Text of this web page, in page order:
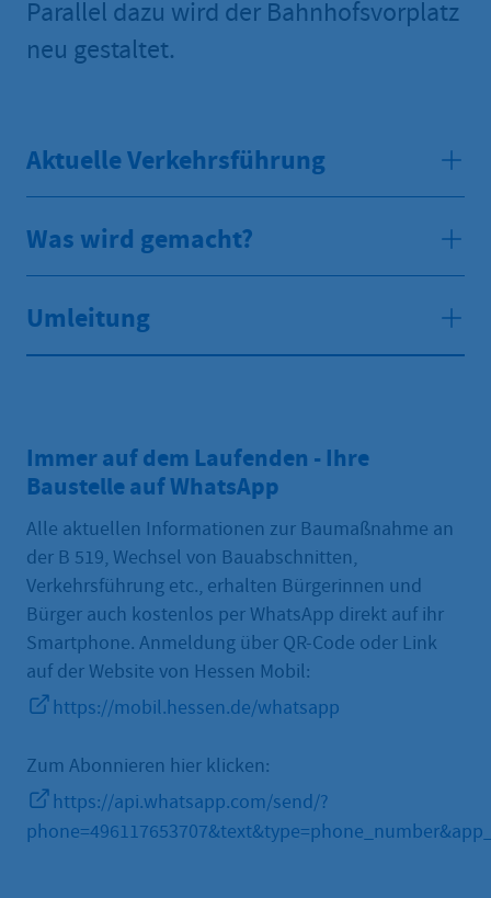
Parallel dazu wird der Bahnhofsvorplatz
neu gestaltet.
Aktuelle Verkehrsführung
Was wird gemacht?
Umleitung
Immer auf dem Laufenden - Ihre
Baustelle auf WhatsApp
Alle aktuellen Informationen zur Baumaßnahme an
der B 519, Wechsel von Bauabschnitten,
Verkehrsführung etc., erhalten Bürgerinnen und
Bürger auch kostenlos per WhatsApp direkt auf ihr
Smartphone. Anmeldung über QR-Code oder Link
auf der Website von Hessen Mobil:
https://mobil.hessen.de/whatsapp
Zum Abonnieren hier klicken:
https://api.whatsapp.com/send/?